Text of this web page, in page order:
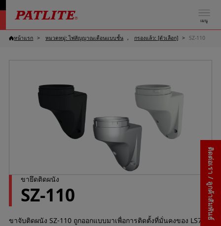
เมนู
ติดต่อเรา / ลูกค้าสัมพันธ์
หน้าแรก หมวดหมู่: ไฟสัญญาณเตือนแบบชั้น กรองแล้ว: [ตัวเลือก] SZ-110
ขายึดติดผนัง
SZ-110
ขาจับติดผนัง SZ-110 ถูกออกแบบมาเพื่อการติดตั้งที่มั่นคงของ LS7